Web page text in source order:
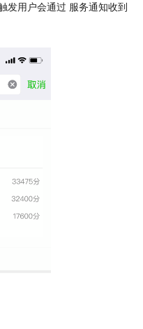
发用户会通过 服务通知收到